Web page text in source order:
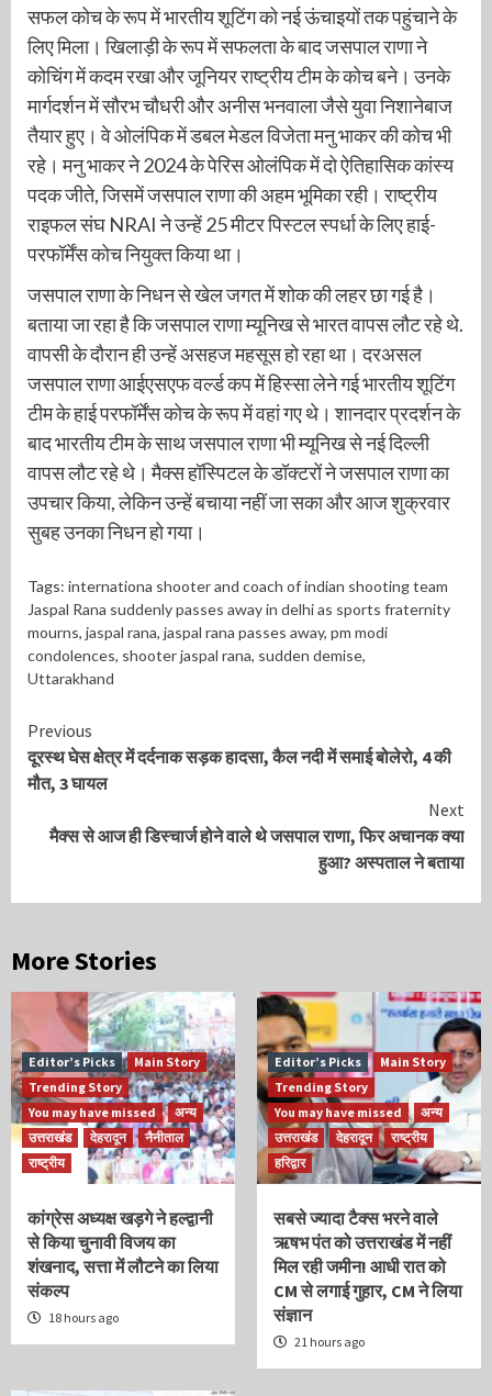
सफल कोच के रूप में भारतीय शूटिंग को नई ऊंचाइयों तक पहुंचाने के
लिए मिला। खिलाड़ी के रूप में सफलता के बाद जसपाल राणा ने
कोचिंग में कदम रखा और जूनियर राष्ट्रीय टीम के कोच बने। उनके
मार्गदर्शन में सौरभ चौधरी और अनीस भनवाला जैसे युवा निशानेबाज
तैयार हुए। वे ओलंपिक में डबल मेडल विजेता मनु भाकर की कोच भी
रहे। मनु भाकर ने 2024 के पेरिस ओलंपिक में दो ऐतिहासिक कांस्य
पदक जीते, जिसमें जसपाल राणा की अहम भूमिका रही। राष्ट्रीय
राइफल संघ NRAI ने उन्हें 25 मीटर पिस्टल स्पर्धा के लिए हाई-
परफॉर्मेंस कोच नियुक्त किया था।
जसपाल राणा के निधन से खेल जगत में शोक की लहर छा गई है।
बताया जा रहा है कि जसपाल राणा म्यूनिख से भारत वापस लौट रहे थे.
वापसी के दौरान ही उन्हें असहज महसूस हो रहा था। दरअसल
जसपाल राणा आईएसएफ वर्ल्ड कप में हिस्सा लेने गई भारतीय शूटिंग
टीम के हाई परफॉर्मेंस कोच के रूप में वहां गए थे। शानदार प्रदर्शन के
बाद भारतीय टीम के साथ जसपाल राणा भी म्यूनिख से नई दिल्ली
वापस लौट रहे थे। मैक्स हॉस्पिटल के डॉक्टरों ने जसपाल राणा का
उपचार किया, लेकिन उन्हें बचाया नहीं जा सका और आज शुक्रवार
सुबह उनका निधन हो गया।
Tags: internationa shooter and coach of indian shooting team
Jaspal Rana suddenly passes away in delhi as sports fraternity
mourns, jaspal rana, jaspal rana passes away, pm modi
condolences, shooter jaspal rana, sudden demise,
Uttarakhand
Continue
Reading
Previous
दूरस्थ घेस क्षेत्र में दर्दनाक सड़क हादसा, कैल नदी में समाई बोलेरो, 4 की
मौत, 3 घायल
Next
मैक्स से आज ही डिस्चार्ज होने वाले थे जसपाल राणा, फिर अचानक क्या
हुआ? अस्पताल ने बताया
More Stories
Editor’s Picks
Main Story
Trending Story
You may have missed
अन्य
उत्तराखंड
देहरादून
नैनीताल
राष्ट्रीय
कांग्रेस अध्यक्ष खड़गे ने हल्द्वानी
से किया चुनावी विजय का
शंखनाद, सत्ता में लौटने का लिया
संकल्प
18 hours ago
Editor’s Picks
Main Story
Trending Story
You may have missed
अन्य
उत्तराखंड
देहरादून
राष्ट्रीय
हरिद्वार
सबसे ज्यादा टैक्स भरने वाले
ऋषभ पंत को उत्तराखंड में नहीं
मिल रही जमीन! आधी रात को
CM से लगाई गुहार, CM ने लिया
संज्ञान
21 hours ago